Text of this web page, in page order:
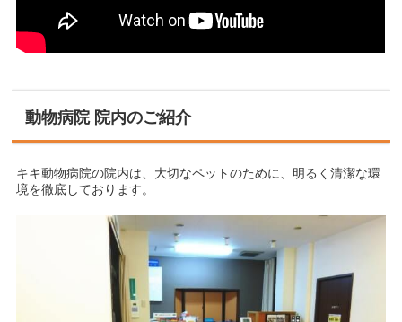
動物病院 院内のご紹介
キキ動物病院の院内は、大切なペットのために、明るく清潔な環
境を徹底しております。